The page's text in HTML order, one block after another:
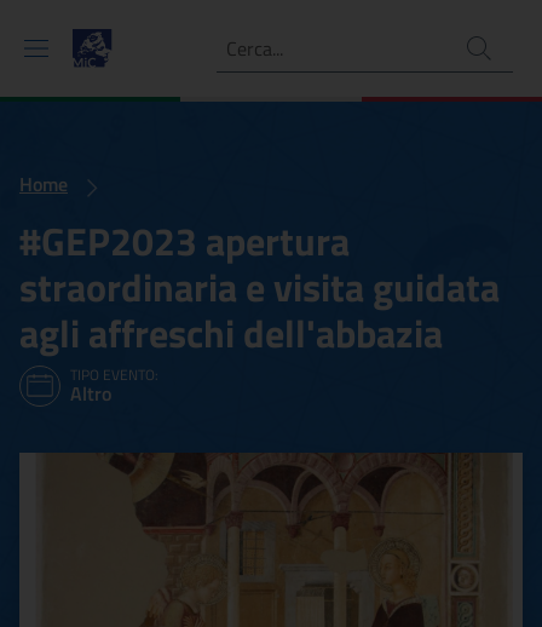
Ricerca
Home
#GEP2023 apertura
straordinaria e visita guidata
agli affreschi dell'abbazia
TIPO EVENTO:
Altro
#GEP2023 apertura